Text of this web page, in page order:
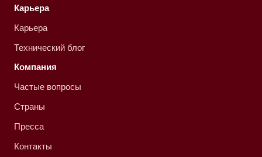
Карьера
Карьера
Технический блог
Компания
Частые вопросы
Страны
Пресса
Контакты